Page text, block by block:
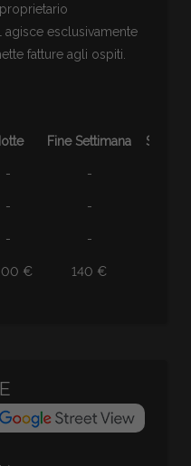
agisce esclusivamente
fatture agli ospiti.
Fine Settimana
- -
- -
- -
€ 140 €